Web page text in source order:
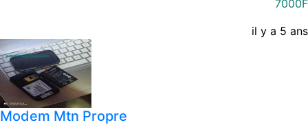
7000F
il y a 5 ans
Modem Mtn Propre